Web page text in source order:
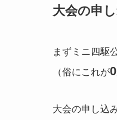
大会の申
まずミニ四駆
（俗にこれが
大会の申し込